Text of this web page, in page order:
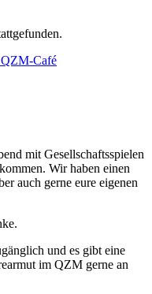
QZM-Café
mit Gesellschaftsspielen
Wir haben einen
auch gerne eure eigenen
und es gibt eine
im QZM gerne an